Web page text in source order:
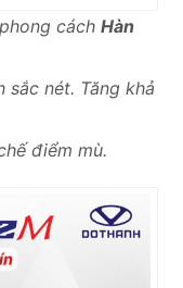
cách Hàn
sắc nét. Tăng khả
điểm mù.